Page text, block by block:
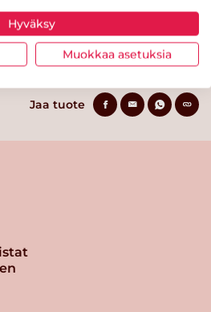
0.6 g
Jaa tuote
Hyväksy
Muokkaa asetuksia